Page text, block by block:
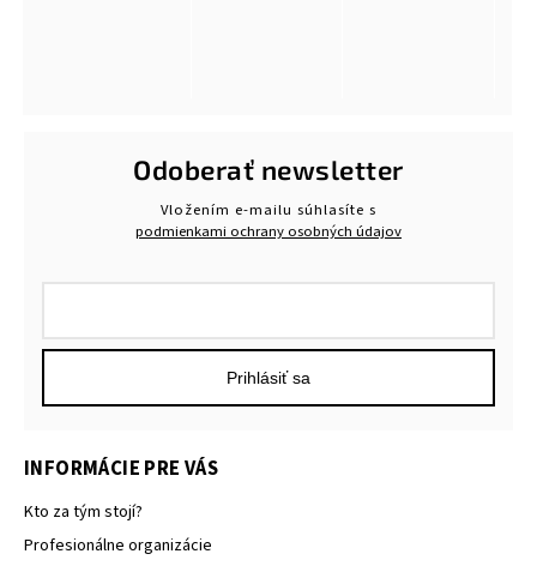
INFORMÁCIE PRE VÁS
Kto za tým stojí?
Profesionálne organizácie
Odoberať newsletter
Vložením e-mailu súhlasíte s
podmienkami ochrany osobných údajov
Prihlásiť sa